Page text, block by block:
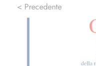
LINEA
< Precedente